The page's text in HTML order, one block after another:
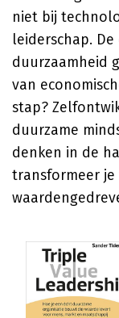
niet bij
leiderschap.
duurzaamheid
van
stap?
duurzame
denken in de
transformeer je